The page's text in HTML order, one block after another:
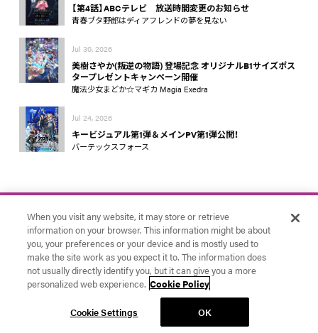
ランキング イベント ラジオ
【第4話】ABCテレビ 放送時間変更のお知らせ
青春ブタ野郎はディアフレンドの夢を見ない
Jul 30, 2026
美樹さやか(叛逆の物語) 登場記念 オリジナルB1サイズポス
タープレゼントキャンペーン開催
魔法少女まどか☆マギカ Magia Exedra
Jul 24, 2026
キービジュアル第1弾＆メインPV第1弾公開！
バーテックスフォース
お問い合わせ アニプレックス
Cookie Settings
© Aniplex Inc. All rights reserved.
When you visit any website, it may store or retrieve
information on your browser. This information might be about
you, your preferences or your device and is mostly used to
make the site work as you expect it to. The information does
not usually directly identify you, but it can give you a more
personalized web experience. Cookie Policy
Cookie Settings OK